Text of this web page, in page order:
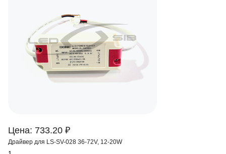
Цена: 733.20 ₽
Драйвер для LS-SV-028 36-72V, 12-20W